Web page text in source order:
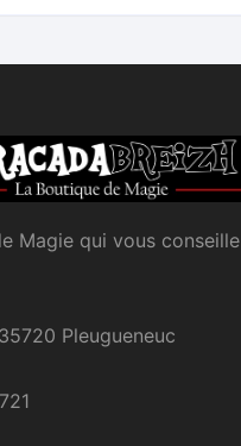
Magie qui vous conseille
Pleugueneuc